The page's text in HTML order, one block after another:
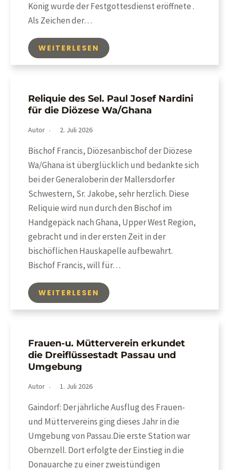
König wurde der Festgottesdienst eröffnete .
Als Zeichen der…
WEITERLESEN
Reliquie des Sel. Paul Josef Nardini
für die Diözese Wa/Ghana
Autor 2. Juli 2026
Bischof Francis, Diözesanbischof der Diözese
Wa/Ghana ist überglücklich und bedankte sich
bei der Generaloberin der Mallersdorfer
Schwestern, Sr. Jakobe, sehr herzlich. Diese
Reliquie wird nun durch den Bischof im
Handgepäck nach Ghana, Upper West Region,
gebracht und in der ersten Zeit in der
bischöflichen Hauskapelle aufbewahrt.
Bischof Francis, will für…
WEITERLESEN
Frauen-u. Mütterverein erkundet
die Dreiflüssestadt Passau und
Umgebung
Autor 1. Juli 2026
Gaindorf: Der jährliche Ausflug des Frauen-
und Müttervereins ging dieses Jahr in die
Umgebung von Passau.Die erste Station war
Obernzell. Dort erfolgte der Einstieg in die
Donauarche zu einer zweistündigen